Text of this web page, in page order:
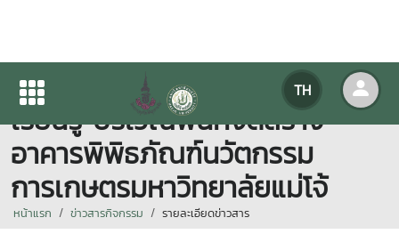
TH
การศึกษาดูงานและแลกเปลี่ยน
เรียนรู้ บริเวณพื้นที่จัดสร้าง
อาคารพิพิธภัณฑ์นวัตกรรม
การเกษตรมหาวิทยาลัยแม่โจ้
หน้าแรก ข่าวสารกิจกรรม รายละเอียดข่าวสาร